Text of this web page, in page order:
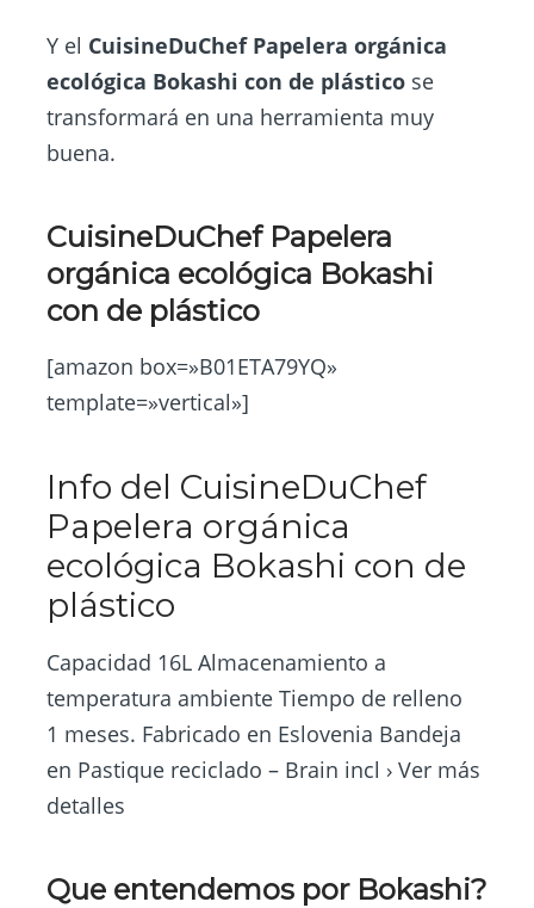
Y el CuisineDuChef Papelera orgánica
ecológica Bokashi con de plásticose
transformará en una herramienta muy
buena.
CuisineDuChef Papelera
orgánica ecológica Bokashi
con de plástico
[amazon box=»B01ETA79YQ»
template=»vertical»]
Info del CuisineDuChef
Papelera orgánica
ecológica Bokashi con de
plástico
Capacidad 16L Almacenamiento a
temperatura ambiente Tiempo de relleno
1 meses. Fabricado en Eslovenia Bandeja
en Pastique reciclado – Brain incl › Ver más
detalles
Que entendemos por Bokashi?